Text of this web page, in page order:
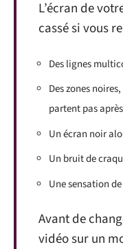
L’écran de
cassé si vous
Des lignes
Des zones
partent pas
Un écran noir
Un bruit de
Une sensation
Avant de
vidéo sur un